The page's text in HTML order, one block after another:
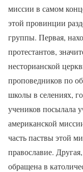
миссии в самом
этой провинции
группы. Первая,
протестантов,
несторианской
проповедников по
школы в селениях,
учеников посылала
американской
часть паствы этой
православие.
обращена в